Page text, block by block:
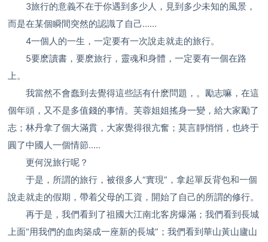
3旅行的意義不在于你遇到多少人，見到多少未知的風景，
而是在某個瞬間突然的認識了自己……
4一個人的一生，一定要有一次說走就走的旅行。
5要麽讀書，要麽旅行，靈魂和身體，一定要有一個在路
上。
我當然不會蠢到去覺得這些話有什麽問題，。勵志嘛，在這
個年頭，又不是多值錢的事情。芙蓉姐姐搖身一變，給大家勵了
志；林丹拿了個大滿貫，大家覺得很亢奮；莫言靜悄悄，也終于
圓了中國人一個情節.....
更何況旅行呢？
于是，所謂的旅行，被很多人“實現”，拿起單反背包和一個
說走就走的假期，帶着父母的工資，開始了自己的所謂的修行。
再于是，我們看到了祖國大江南北客房爆滿；我們看到長城
上面“用我們的血肉築成一座新的長城”；我們看到華山黃山廬山